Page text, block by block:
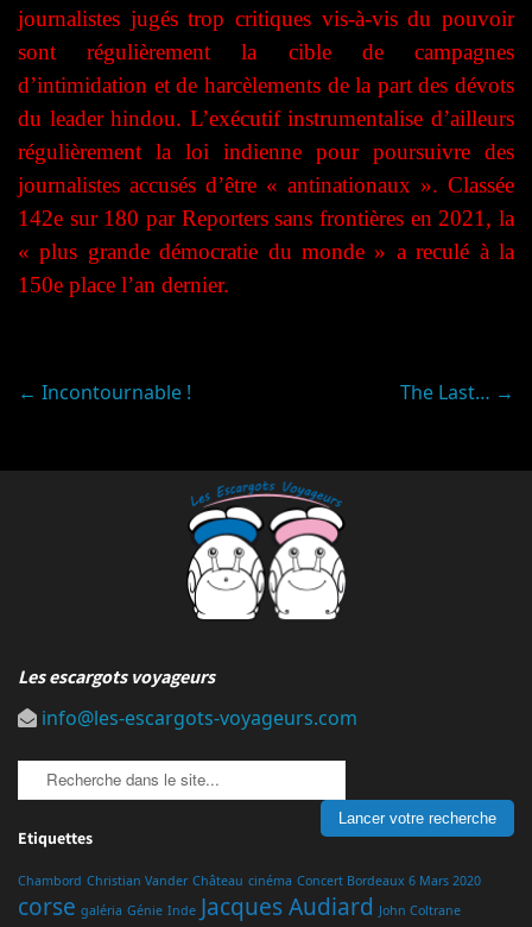
journalistes jugés trop critiques vis-à-vis du pouvoir
sont régulièrement la cible de campagnes
d’intimidation et de harcèlements de la part des dévots
du leader hindou. L’exécutif instrumentalise d’ailleurs
régulièrement la loi indienne pour poursuivre des
journalistes accusés d’être « antinationaux ». Classée
142e sur 180 par Reporters sans frontières en 2021, la
« plus grande démocratie du monde » a reculé à la
150e place l’an dernier.
Post
← Incontournable ! The Last… →
Les escargots voyageurs
info@les-escargots-voyageurs.com
Etiquettes
Chambord Christian Vander Château cinéma Concert Bordeaux 6 Mars 2020
corse galéria Génie Inde Jacques Audiard John Coltrane